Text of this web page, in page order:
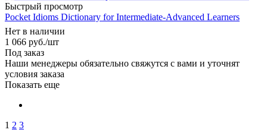
Быстрый просмотр
Pocket Idioms Dictionary for Intermediate-Advanced Learners
Нет в наличии
1 066 руб./шт
Под заказ
Наши менеджеры обязательно свяжутся с вами и уточнят
условия заказа
Показать еще
1 2 3